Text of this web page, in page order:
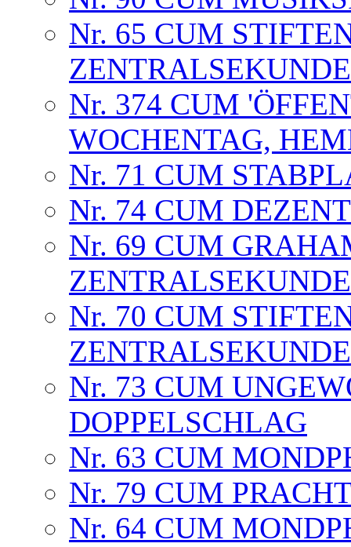
Nr. 65 CUM
ZENTRALSEKUNDE
Nr. 374 CUM
WOCHENTAG,
Nr. 71 CUM
Nr. 74 CUM
Nr. 69 CUM
ZENTRALSEKUNDE
Nr. 70 CUM
ZENTRALSEKUNDE
Nr. 73 CUM
DOPPELSCHLAG
Nr. 63 CUM
Nr. 79 CUM
Nr. 64 CUM